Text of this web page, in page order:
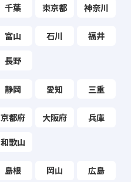
千葉 東京都 神奈川
富山 石川 福井
長野
静岡 愛知 三重
京都府 大阪府 兵庫
和歌山
島根 岡山 広島